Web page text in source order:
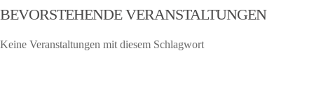
BEVORSTEHENDE VERANSTALTUNGEN
Keine Veranstaltungen mit diesem Schlagwort